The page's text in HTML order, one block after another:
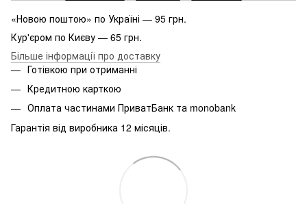
«Новою поштою» по Україні — 95 грн.
Кур'єром по Києву — 65 грн.
Більше інформації про доставку
Готівкою при отриманні
Кредитною карткою
Оплата частинами ПриватБанк та monobank
Гарантія від виробника 12 місяців.